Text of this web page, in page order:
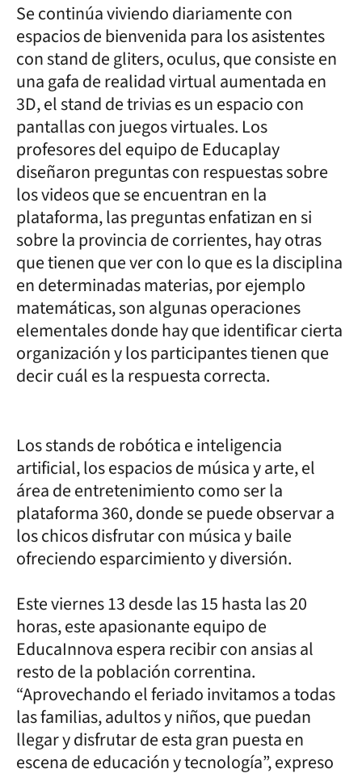
Se continúa viviendo diariamente con
espacios de bienvenida para los asistentes
con stand de gliters, oculus, que consiste en
una gafa de realidad virtual aumentada en
3D, el stand de trivias es un espacio con
pantallas con juegos virtuales. Los
profesores del equipo de Educaplay
diseñaron preguntas con respuestas sobre
los videos que se encuentran en la
plataforma, las preguntas enfatizan en si
sobre la provincia de corrientes, hay otras
que tienen que ver con lo que es la disciplina
en determinadas materias, por ejemplo
matemáticas, son algunas operaciones
elementales donde hay que identificar cierta
organización y los participantes tienen que
decir cuál es la respuesta correcta.
Los stands de robótica e inteligencia
artificial, los espacios de música y arte, el
área de entretenimiento como ser la
plataforma 360, donde se puede observar a
los chicos disfrutar con música y baile
ofreciendo esparcimiento y diversión.
Este viernes 13 desde las 15 hasta las 20
horas, este apasionante equipo de
EducaInnova espera recibir con ansias al
resto de la población correntina.
“Aprovechando el feriado invitamos a todas
las familias, adultos y niños, que puedan
llegar y disfrutar de esta gran puesta en
escena de educación y tecnología”, expreso